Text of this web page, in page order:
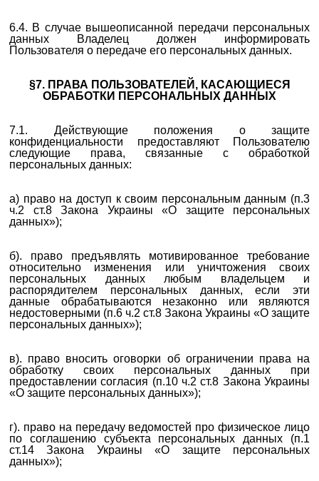
6.4. В случае вышеописанной передачи персональных
данных Владелец должен информировать
Пользователя о передаче его персональных данных.
§7. ПРАВА ПОЛЬЗОВАТЕЛЕЙ, КАСАЮЩИЕСЯ
ОБРАБОТКИ ПЕРСОНАЛЬНЫХ ДАННЫХ
7.1. Действующие положения о защите
конфиденциальности предоставляют Пользователю
следующие права, связанные с обработкой
персональных данных:
а) право на доступ к своим персональным данным (п.3
ч.2 ст.8 Закона Украины «О защите персональных
данных»);
б). право предъявлять мотивированное требование
относительно изменения или уничтожения своих
персональных данных любым владельцем и
распорядителем персональных данных, если эти
данные обрабатываются незаконно или являются
недостоверными (п.6 ч.2 ст.8 Закона Украины «О защите
персональных данных»);
в). право вносить оговорки об ограничении права на
обработку своих персональных данных при
предоставлении согласия (п.10 ч.2 ст.8 Закона Украины
«О защите персональных данных»);
г). право на передачу ведомостей про физическое лицо
по соглашению субъекта персональных данных (п.1
ст.14 Закона Украины «О защите персональных
данных»);